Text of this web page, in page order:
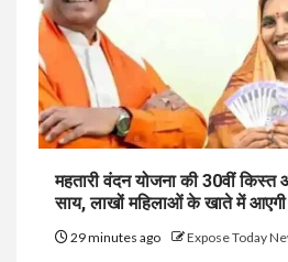
महतारी वंदन योजना की 30वीं
साय, लाखों महिलाओं के खाते में आएगी
29 minutes ago Expose Today